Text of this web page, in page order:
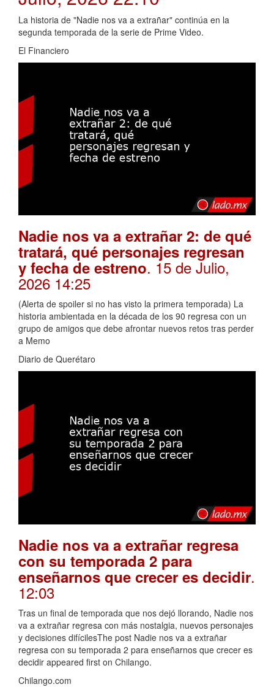
La historia de "Nadie nos va a extrañar" continúa en la
segunda temporada de la serie de Prime Video.
El Financiero
Nadie nos va a extrañar 2: de qué
tratará, qué personajes regresan
y fecha de estreno. 15 de Julio,
2026 14:25
(Alerta de spoiler si no has visto la primera temporada) La
historia ambientada en la década de los 90 regresa con un
grupo de amigos que debe afrontar nuevos retos tras perder
a Memo
Diario de Querétaro
Nadie nos va a extrañar regresa
con su temporada 2 para
enseñarnos que crecer es decidir.
12:03
Tras un final de temporada que nos dejó llorando, Nadie nos
va a extrañar regresa con más nostalgia, nuevos personajes
y decisiones difícilesThe post Nadie nos va a extrañar
regresa con su temporada 2 para enseñarnos que crecer es
decidir appeared first on Chilango.
Chilango.com